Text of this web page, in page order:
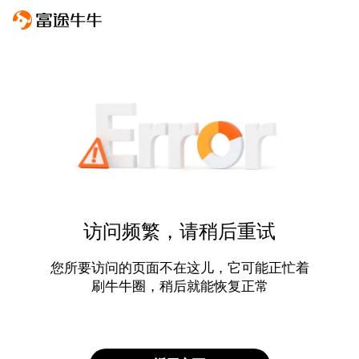
访问频繁，请稍后重试
您所要访问的页面不在这儿，它可能正忙着
刷牛牛圈，稍后就能恢复正常